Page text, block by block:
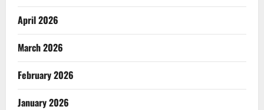
April 2026
March 2026
February 2026
January 2026